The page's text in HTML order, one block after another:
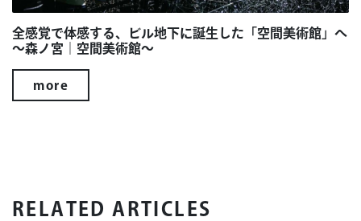
全感覚で体感する、ビル地下に誕生した「空間美術館」へ
～森ノ宮｜空間美術館～
more
RELATED ARTICLES